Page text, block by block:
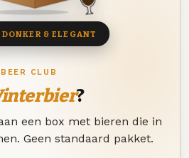
CLUB
?
een box met bieren die in
Geen standaard pakket.
DONKER & ELEGANT